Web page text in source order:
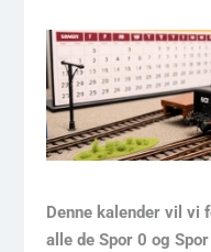
Denne kalender vil vi
alle de Spor 0 og